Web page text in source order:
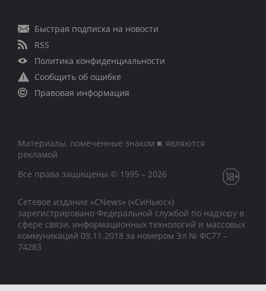
Быстрая подписка на новости
RSS
Политика конфиденциальности
Сообщить об ошибке
Правовая информация
Материалы, помеченные знаком ■, являются
рекламой
Все права защищены © 1995 – 2026
Сетевое издание «CNews» («СиНьюс»)
зарегистрировано Федеральной службой по надзору в
сфере связи, информационных технологий и массовых
коммуникаций 09.11.2018 за номером Эл № ФС77 –
74283